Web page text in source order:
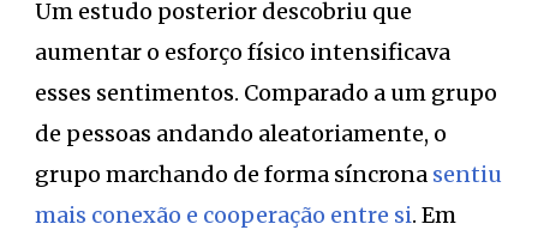
Um estudo posterior descobriu que
aumentar o esforço físico intensificava
esses sentimentos. Comparado a um grupo
de pessoas andando aleatoriamente, o
grupo marchando de forma síncrona sentiu
mais conexão e cooperação entre si. Em